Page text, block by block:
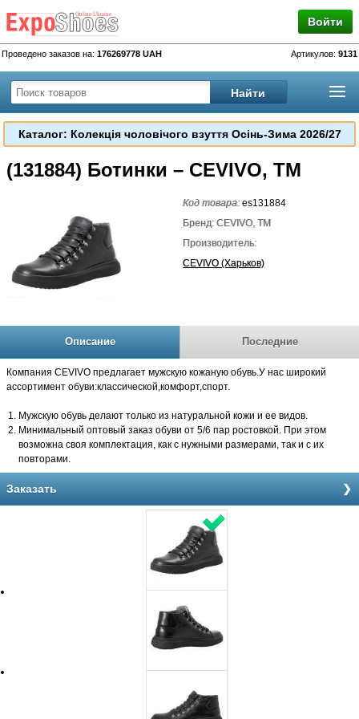
Войти
Проведено заказов на: 176269778 UAH Артикулов: 9131
Каталог: Колекція чоловічого взуття Осінь-Зима 2026/27
(131884) Ботинки – CEVIVO, TM
Код товара:es131884
Бренд: CEVIVO, TM
Производитель:
CEVIVO (Харьков)
Описание Последние
Компания CEVIVO предлагает мужскую кожаную обувь.У нас широкий
ассортимент обуви:классической,комфорт,спорт.
Мужскую обувь делают только из натуральной кожи и ее видов.
Минимальный оптовый заказ обуви от 5/6 пар ростовкой. При этом
возможна своя комплектация, как с нужными размерами, так и с их
повторами.
Заказать